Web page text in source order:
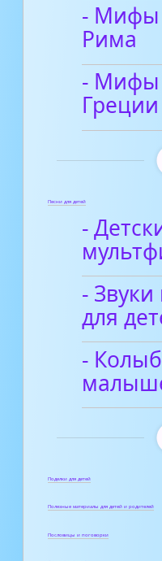
- Мифы
Рима
- Мифы
Греции
Песни для детей
-
-
для
-
Поделки для детей
Полезные материалы для детей и родителей
Пословицы и поговорки